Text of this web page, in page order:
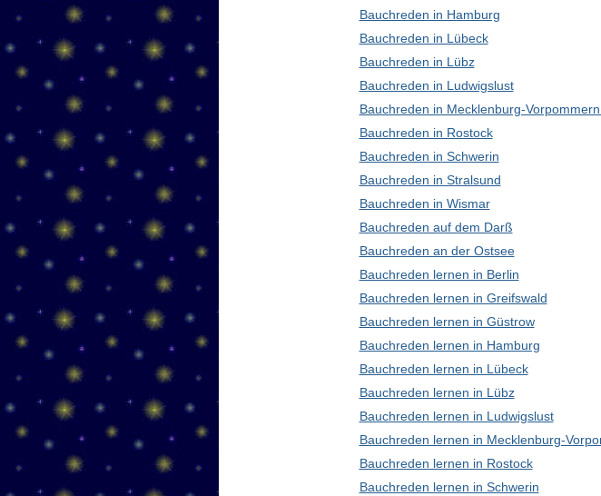
Bauchreden in Hamburg
Bauchreden in Lübeck
Bauchreden in Lübz
Bauchreden in Ludwigslust
Bauchreden in Mecklenburg-
Bauchreden in Rostock
Bauchreden in Schwerin
Bauchreden in Stralsund
Bauchreden in Wismar
Bauchreden auf dem Darß
Bauchreden an der Ostsee
Bauchreden lernen in Berlin
Bauchreden lernen in Greifswald
Bauchreden lernen in Güstrow
Bauchreden lernen in Hamburg
Bauchreden lernen in Lübeck
Bauchreden lernen in Lübz
Bauchreden lernen in Ludwigslust
Bauchreden lernen in Mecklenburg-
Bauchreden lernen in Rostock
Bauchreden lernen in Schwerin